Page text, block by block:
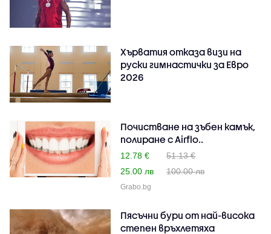
Хърватия отказа визи на
руски гимнастички за Евро
2026
Почистване на зъбен камък,
полиране с Airflo..
12.78 €
51.13 €
25.00 лв
100.00 лв
Grabo.bg
Пясъчни бури от най-висока
степен връхлетяха